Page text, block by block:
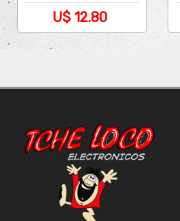
U$ 12.80